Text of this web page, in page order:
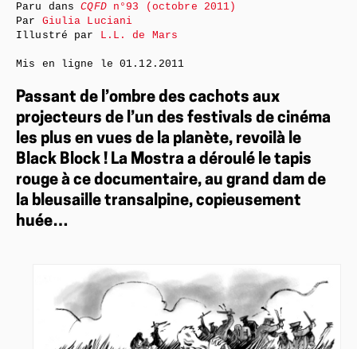
Passant de l’ombre des cachots aux
projecteurs de l’un des festivals de cinéma
les plus en vues de la planète, revoilà le
Black Block ! La Mostra a déroulé le tapis
rouge à ce documentaire, au grand dam de
la bleusaille transalpine, copieusement
huée…
Paru dansCQFDn°93 (octobre 2011)
Par Giulia Luciani
Illustré par L.L. de Mars
Mis en ligne le01.12.2011